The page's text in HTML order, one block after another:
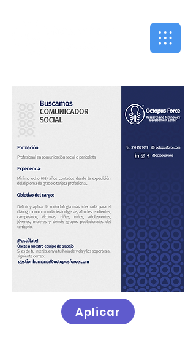
Aplicar